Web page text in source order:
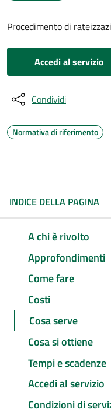
Procedimento di
Accedi al servizio
Condividi
Normativa di riferimento
INDICE DELLA PAGINA
A chi è rivolto
Approfondimenti
Come fare
Costi
Cosa serve
Cosa si ottiene
Tempi e scadenze
Accedi al servizio
Condizioni di